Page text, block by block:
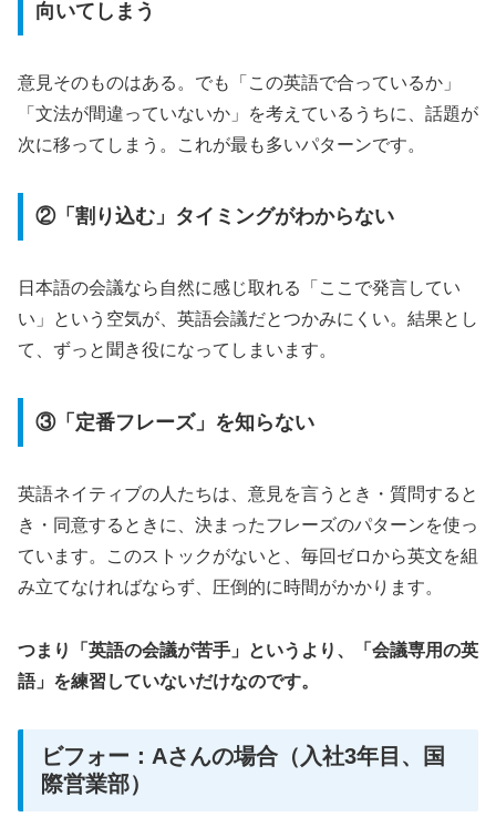
向いてしまう
意見そのものはある。でも「この英語で合っているか」
「文法が間違っていないか」を考えているうちに、話題が
次に移ってしまう。これが最も多いパターンです。
②「割り込む」タイミングがわからない
日本語の会議なら自然に感じ取れる「ここで発言してい
い」という空気が、英語会議だとつかみにくい。結果とし
て、ずっと聞き役になってしまいます。
③「定番フレーズ」を知らない
英語ネイティブの人たちは、意見を言うとき・質問すると
き・同意するときに、決まったフレーズのパターンを使っ
ています。このストックがないと、毎回ゼロから英文を組
み立てなければならず、圧倒的に時間がかかります。
つまり「英語の会議が苦手」というより、「会議専用の英
語」を練習していないだけなのです。
ビフォー：Aさんの場合（入社3年目、国
際営業部）